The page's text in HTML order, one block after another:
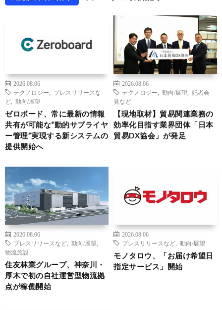
2026.08.06
テクノロジー
プレスリリースな
ど
動向/展望
ゼロボード、常に最新の情報
共有が可能な“動的サプライヤ
ー管理”実現する新システムの
提供開始へ
2026.08.06
テクノロジー
動向/展望
記者会
見など
【現地取材】貿易関連業務の
効率化目指す業界団体「日本
貿易DX協会」が発足
2026.08.06
プレスリリースなど
動向/展望
物流施設
住友林業グループ、神奈川・
厚木で初の自社運営型物流拠
点が稼働開始
2026.08.06
プレスリリースなど
動向/展望
モノタロウ、「お届け希望日
指定サービス」開始